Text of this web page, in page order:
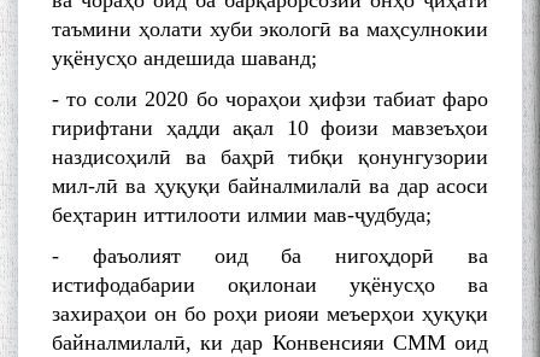
таъмини ҳолати хуби экологӣ ва маҳсулнокии
уқёнусҳо андешида шаванд;
- то соли 2020 бо чораҳои ҳифзи табиат фаро
гирифтани ҳадди ақал 10 фоизи мавзеъҳои
наздисоҳилӣ ва баҳрӣ тибқи қонунгузории
мил-лӣ ва ҳуқуқи байналмилалӣ ва дар асоси
беҳтарин иттилооти илмии мав-ҷудбуда;
- фаъолият оид ба нигоҳдорӣ ва
истифодабарии оқилонаи уқёнусҳо ва
захираҳои он бо роҳи риояи меъерҳои ҳуқуқи
байналмилалӣ, ки дар Конвенсияи СММ оид